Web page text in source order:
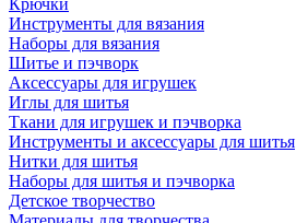
Крючки
Инструменты для вязания
Наборы для вязания
Шитье и пэчворк
Аксессуары для игрушек
Иглы для шитья
Ткани для игрушек и пэчворка
Инструменты и аксессуары для шитья
Нитки для шитья
Наборы для шитья и пэчворка
Детское творчество